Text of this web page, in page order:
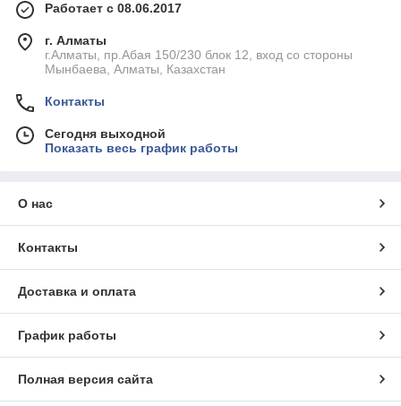
Работает с 08.06.2017
г. Алматы
г.Алматы, пр.Абая 150/230 блок 12, вход со стороны
Мынбаева, Алматы, Казахстан
Контакты
Сегодня выходной
Показать весь график работы
О нас
Контакты
Доставка и оплата
График работы
Полная версия сайта